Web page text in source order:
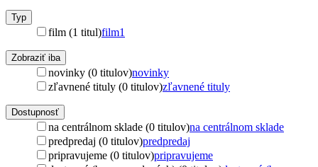
Typ
film (1 titul)film1
Zobraziť iba
novinky (0 titulov)novinky
zľavnené tituly (0 titulov)zľavnené tituly
Dostupnosť
na centrálnom sklade (0 titulov)na centrálnom sklade
predpredaj (0 titulov)predpredaj
pripravujeme (0 titulov)pripravujeme